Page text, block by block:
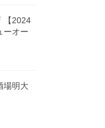
【2024
ーオー
場明大